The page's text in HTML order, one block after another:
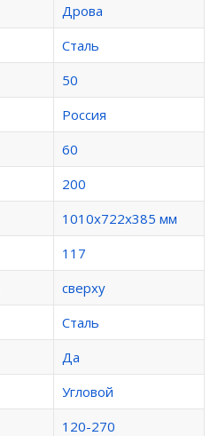
Дрова
Сталь
50
Россия
60
200
1010х722х385 мм
117
сверху
Сталь
Да
Угловой
120-270